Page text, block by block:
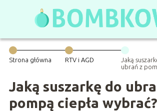
Strona główna RTV i AGD
Jaką
ubrań z
Jaką suszarkę do
pompą ciepła wybrać?